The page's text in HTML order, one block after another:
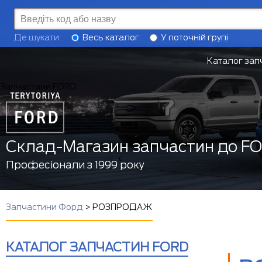
Де шукати: Весь каталог У поточній групі
Каталог
Склад-Магазин запчастин до
Професіонали з 1999 року
Запчастини Форд > РОЗПРОДАЖ
КАТАЛОГ ЗАПЧАСТИН FORD